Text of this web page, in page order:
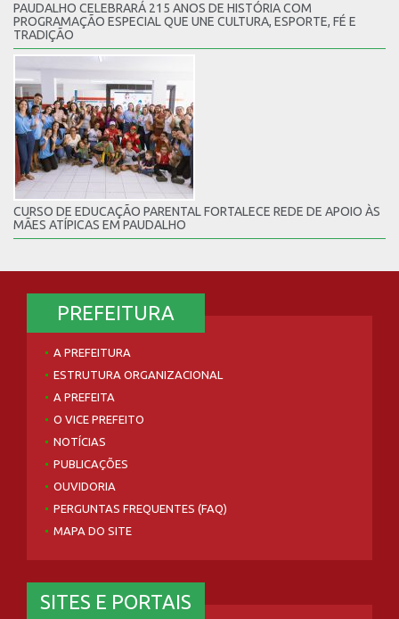
PAUDALHO CELEBRARÁ 215 ANOS DE HISTÓRIA COM
PROGRAMAÇÃO ESPECIAL QUE UNE CULTURA, ESPORTE, FÉ E
TRADIÇÃO
CURSO DE EDUCAÇÃO PARENTAL FORTALECE REDE DE APOIO ÀS
MÃES ATÍPICAS EM PAUDALHO
PREFEITURA
A PREFEITURA
ESTRUTURA ORGANIZACIONAL
A PREFEITA
O VICE PREFEITO
NOTÍCIAS
PUBLICAÇÕES
OUVIDORIA
PERGUNTAS FREQUENTES (FAQ)
MAPA DO SITE
SITES E PORTAIS